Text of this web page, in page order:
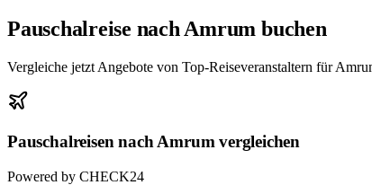
Pauschalreise nach Amrum buchen
Vergleiche jetzt Angebote von Top-Reiseveranstaltern für
Pauschalreisen nach Amrum vergleichen
Powered by CHECK24